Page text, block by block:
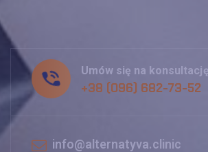
Umów się na konsultację
+38 (096) 682-73-52
info@alternatyva.clinic